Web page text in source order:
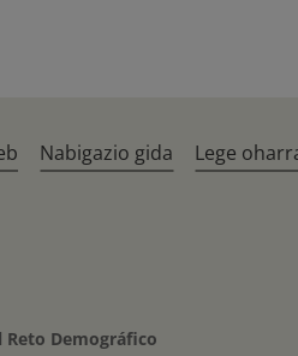
Nabigazio gida Lege
Reto Demográfico